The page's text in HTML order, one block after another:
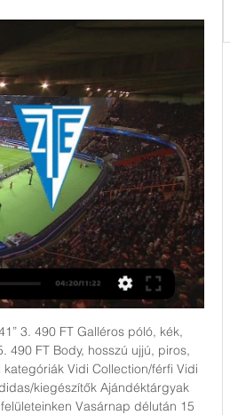
3. 490 FT Galléros póló, kék,
490 FT Body, hosszú ujjú, piros,
Vidi Collection/férfi Vidi
kiegészítők Ajándéktárgyak
Vasárnap délután 15